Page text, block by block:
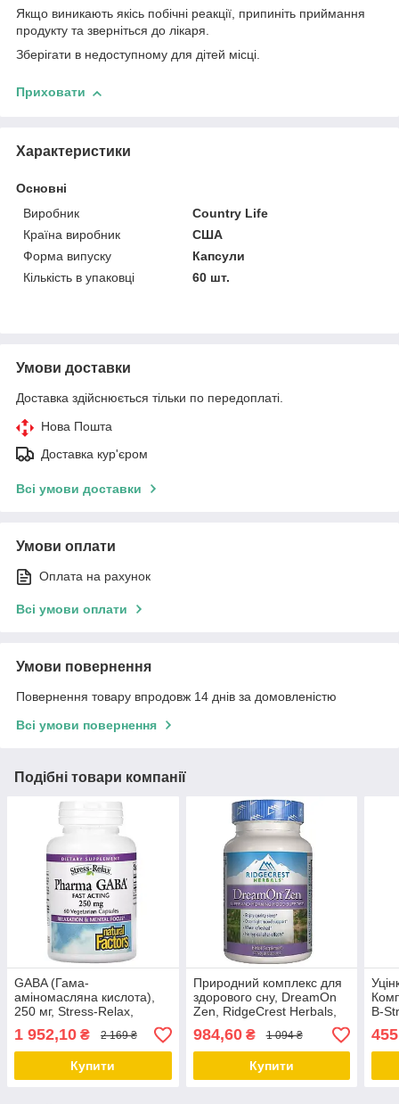
Якщо виникають якісь побічні реакції, припиніть приймання
продукту та зверніться до лікаря.
Зберігати в недоступному для дітей місці.
Приховати
Характеристики
Основні
Виробник
Country Life
Країна виробник
США
Форма випуску
Капсули
Кількість в упаковці
60 шт.
Умови доставки
Доставка здійснюється тільки по передоплаті.
Нова Пошта
Доставка кур'єром
Всі умови доставки
Умови оплати
Оплата на рахунок
Всі умови оплати
Умови повернення
Повернення товару впродовж 14 днів за домовленістю
Всі умови повернення
Подібні товари компанії
GABA (Гама-
аміномасляна кислота),
250 мг, Stress-Relax,
Pharma GABA, Natural
Factors, 60
вегетаріанських капсул
1 952,10 ₴ 2 169 ₴
Купити
Природний комплекс для
здорового сну, DreamOn
Zen, RidgeCrest Herbals,
60 вегетаріанських капсул
984,60₴ 1 094 ₴
Купити
B-
455